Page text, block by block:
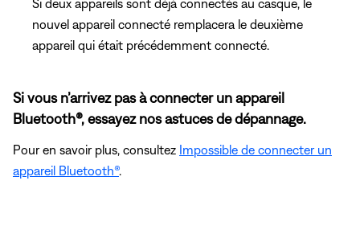
nouvel appareil connecté remplacera le deuxième
appareil qui était précédemment connecté.
Si vous n’arrivez pas à connecter un appareil
Bluetooth®, essayez nos astuces de dépannage.
Pour en savoir plus, consultez Impossible de connecter un
appareil Bluetooth®.